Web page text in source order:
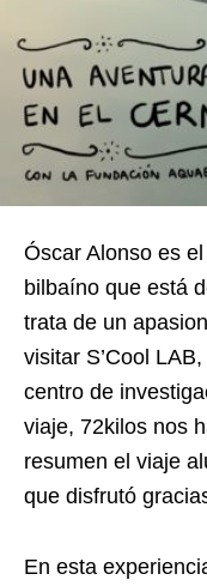
Óscar Alonso es
bilbaíno que está
trata de un
visitar S’Cool
centro de
viaje, 72kilos nos
resumen el viaje
que disfrutó
En esta